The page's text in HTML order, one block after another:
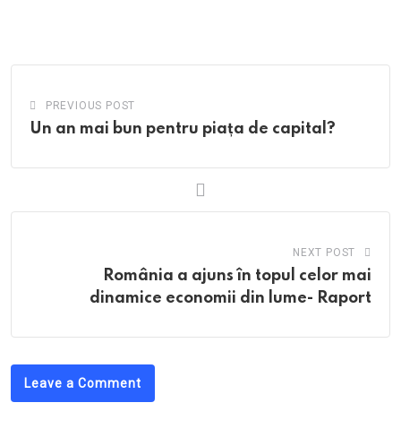
PREVIOUS POST
Un an mai bun pentru piața de capital?
NEXT POST
România a ajuns în topul celor mai
dinamice economii din lume- Raport
Leave a Comment